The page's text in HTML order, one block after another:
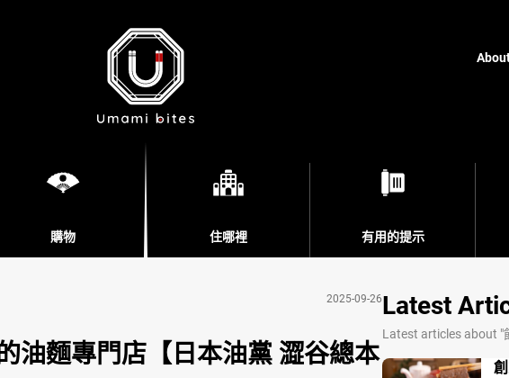
購物 住哪裡 有用的提示
2025-09-26
油麵專門店【日本油黨 澀谷總本
Latest
Latest articles about "